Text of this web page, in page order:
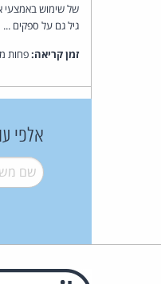
של שימוש באמצעי
גיל גם על ספקים ...
זמן קריאה:פחות
אלפי
שם